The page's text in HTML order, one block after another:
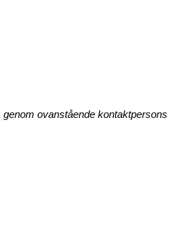
ovanstående kontaktpersons